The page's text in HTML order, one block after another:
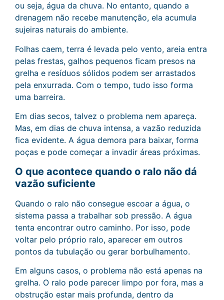
ou seja, água da chuva. No entanto, quando a
drenagem não recebe manutenção, ela acumula
sujeiras naturais do ambiente.
Folhas caem, terra é levada pelo vento, areia entra
pelas frestas, galhos pequenos ficam presos na
grelha e resíduos sólidos podem ser arrastados
pela enxurrada. Com o tempo, tudo isso forma
uma barreira.
Em dias secos, talvez o problema nem apareça.
Mas, em dias de chuva intensa, a vazão reduzida
fica evidente. A água demora para baixar, forma
poças e pode começar a invadir áreas próximas.
O que acontece quando o ralo não dá
vazão suficiente
Quando o ralo não consegue escoar a água, o
sistema passa a trabalhar sob pressão. A água
tenta encontrar outro caminho. Por isso, pode
voltar pelo próprio ralo, aparecer em outros
pontos da tubulação ou gerar borbulhamento.
Em alguns casos, o problema não está apenas na
grelha. O ralo pode parecer limpo por fora, mas a
obstrução estar mais profunda, dentro da